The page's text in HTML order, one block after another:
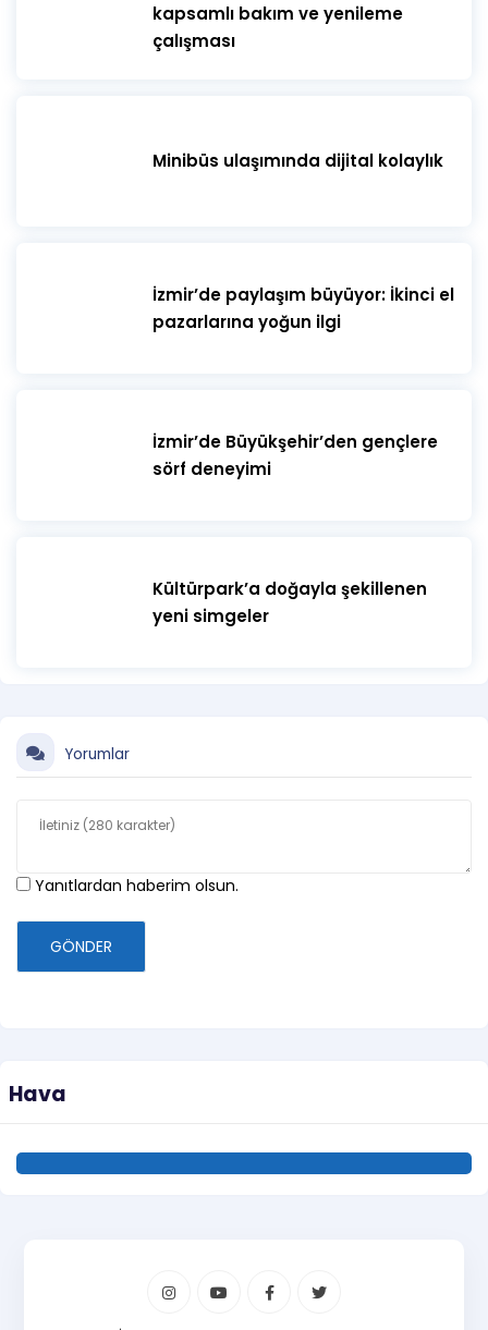
kapsamlı bakım ve yenileme
çalışması
Minibüs ulaşımında dijital kolaylık
İzmir’de paylaşım büyüyor: İkinci el
pazarlarına yoğun ilgi
İzmir’de Büyükşehir’den gençlere
sörf deneyimi
Kültürpark’a doğayla şekillenen
yeni simgeler
Yorumlar
Yanıtlardan haberim olsun.
GÖNDER
Hava